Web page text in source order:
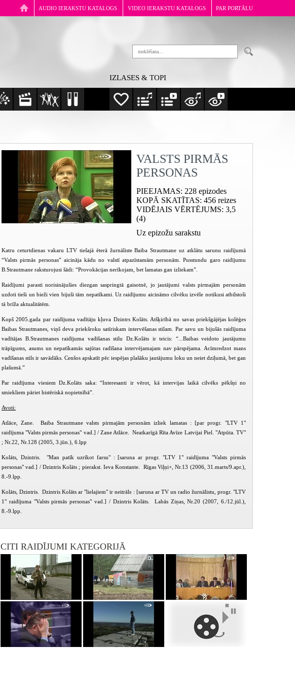
AUDIO IERAKSTU KATALOGS VIDEO IERAKSTU KATALOGS PAR PORTĀLU
IZLASES & TOPI
VALSTS PIRMĀS
PERSONAS
PIEEJAMAS: 228 epizodes
KOPĀ SKATĪTAS: 456 reizes
VIDĒJAIS VĒRTĒJUMS: 3,5
(4)
Uz epizožu sarakstu
Katru ceturtdienas vakaru LTV tiešajā ēterā žurnāliste Baiba Strautmane uz atklātu sarunu raidījumā
“Valsts pirmās personas” aicināja kādu no valstī atpazīstamām personām. Pusstundu garo raidījumu
B.Strautmane raksturojusi šādi: “Provokācijas nerīkojam, bet lamatas gan izliekam”.
Raidījumi parasti norisinājušies diezgan saspringtā gaisotnē, jo jautājumi valsts pirmajām personām
uzdoti tieši un bieži vien bijuši tām nepatīkami. Uz raidījumu aicināmo cilvēku izvēle notikusi atbilstoši
tā brīža aktualitātēm.
Kopš 2005.gada par raidījuma vadītāju kļuva Dzintrs Kolāts. Atšķirībā no savas priekšgājējas kolēģes
Baibas Strautmanes, viņš deva priekšroku satīriskam intervēšanas stilam.Par savu un bijušās raidījuma
vadītājas B.Strautmanes raidījuma vadīšanas stilu Dz.Kolāts ir teicis: “...Baibas veidoto jautājumu
trāpīgums, asums un nepatīkamās sajūtas radīšana intervējamajam nav pārspējama. Acīmredzot mans
vadīšanas stils ir savādāks. Cenšos apskatīt pēc iespējas plašāku jautājumu loku un neiet dziļumā, bet gan
plašumā.”
Par raidījuma viesiem Dz.Kolāts saka: “Interesanti ir vērot, kā intervijas laikā cilvēks pēkšņi no
smiekliem pāriet histēriskā nopietnībā”.
Avoti:
Atlāce, Zane. Baiba Strautmane valsts pirmajām personām izliek lamatas : [par progr. "LTV 1"
raidījuma "Valsts pirmās personas" vad.] / Zane Atlāce. Neatkarīgā Rīta Avīze Latvijai Piel. "Atpūta. TV"
; Nr.22, Nr.128 (2005, 3.jūn.), 6.lpp
Kolāts, Dzintris. "Man patīk uzrīkot farsu" : [saruna ar progr. "LTV 1" raidījuma "Valsts pirmās
personas" vad.] / Dzintris Kolāts ; pierakst. Ieva Konstante. Rīgas Viļņi+, Nr.13 (2006, 31.marts/9.apr.),
8.-9.lpp.
Kolāts, Dzintris. Dzintris Kolāts ar "lielajiem" ir neitrāls : [saruna ar TV un radio žurnālistu, progr. "LTV
1" raidījuma "Valsts pirmās personas" vad.] / Dzintris Kolāts. Labās Ziņas, Nr.20 (2007, 6./12.jūl.),
8.-9.lpp.
CITI RAIDĪJUMI KATEGORIJĀ